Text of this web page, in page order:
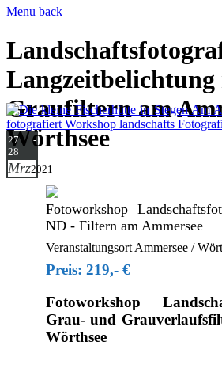
Menu back
Graufiltern am
Wörthsee
27 -
28
Mrz2021
Fotoworkshop
ND - Filtern am Ammersee
Veranstaltungsort Ammersee /
Preis: 219,- €
Fotoworkshop
Grau- und
Wörthsee